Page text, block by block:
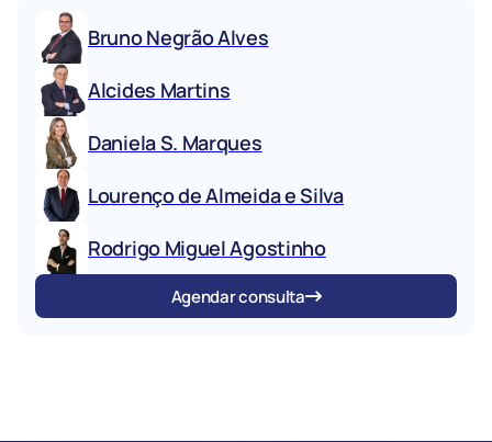
Bruno Negrão Alves
Alcides Martins
Daniela S. Marques
Lourenço de Almeida e Silva
Rodrigo Miguel Agostinho
Agendar consulta